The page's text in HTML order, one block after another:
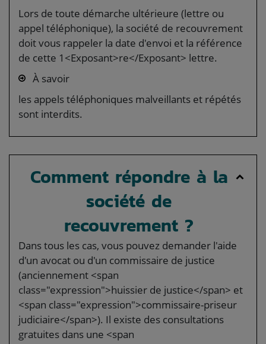
Lors de toute démarche ultérieure (lettre ou
appel téléphonique), la société de recouvrement
doit vous rappeler la date d'envoi et la référence
de cette 1<Exposant>re</Exposant> lettre.
À savoir
les appels téléphoniques malveillants et répétés
sont interdits.
Comment répondre à la
société de
recouvrement ?
Dans tous les cas, vous pouvez demander l'aide
d'un avocat ou d'un commissaire de justice
(anciennement <span
class="expression">huissier de justice</span> et
<span class="expression">commissaire-priseur
judiciaire</span>). Il existe des consultations
gratuites dans une <span